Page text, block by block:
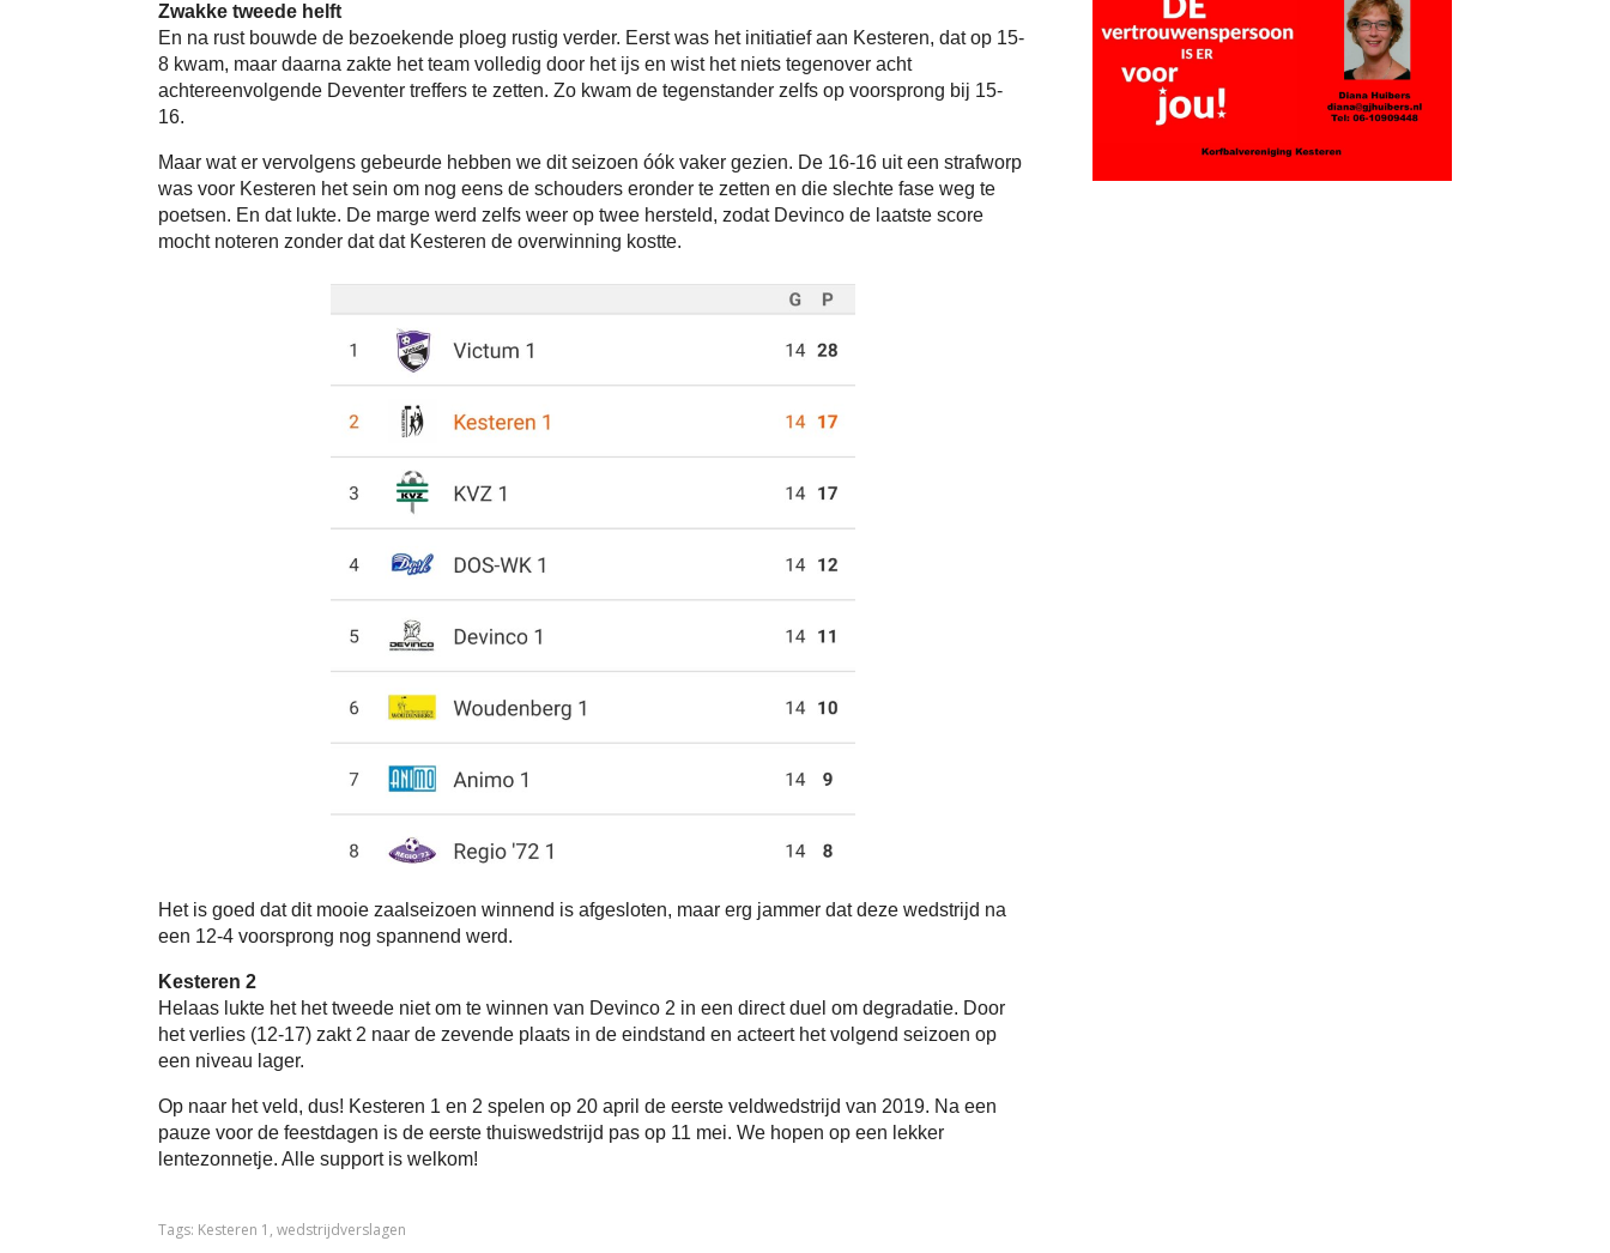
Zwakke tweede helft
En na rust bouwde de bezoekende ploeg rustig verder. Eerst was het initiatief aan Kesteren, dat op 15-
8 kwam, maar daarna zakte het team volledig door het ijs en wist het niets tegenover acht
achtereenvolgende Deventer treffers te zetten. Zo kwam de tegenstander zelfs op voorsprong bij 15-
16.
Maar wat er vervolgens gebeurde hebben we dit seizoen óók vaker gezien. De 16-16 uit een strafworp
was voor Kesteren het sein om nog eens de schouders eronder te zetten en die slechte fase weg te
poetsen. En dat lukte. De marge werd zelfs weer op twee hersteld, zodat Devinco de laatste score
mocht noteren zonder dat dat Kesteren de overwinning kostte.
Het is goed dat dit mooie zaalseizoen winnend is afgesloten, maar erg jammer dat deze wedstrijd na
een 12-4 voorsprong nog spannend werd.
Kesteren 2
Helaas lukte het het tweede niet om te winnen van Devinco 2 in een direct duel om degradatie. Door
het verlies (12-17) zakt 2 naar de zevende plaats in de eindstand en acteert het volgend seizoen op
een niveau lager.
Op naar het veld, dus! Kesteren 1 en 2 spelen op 20 april de eerste veldwedstrijd van 2019. Na een
pauze voor de feestdagen is de eerste thuiswedstrijd pas op 11 mei. We hopen op een lekker
lentezonnetje. Alle support is welkom!
Tags: Kesteren 1 , wedstrijdverslagen